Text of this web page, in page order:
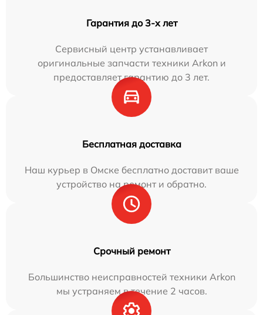
Гарантия до 3-х лет
Сервисный центр устанавливает
оригинальные запчасти техники Arkon и
предоставляет гарантию до 3 лет.
Бесплатная доставка
Наш курьер в Омске бесплатно доставит ваше
устройство на ремонт и обратно.
Срочный ремонт
Большинство неисправностей техники Arkon
мы устраняем в течение 2 часов.